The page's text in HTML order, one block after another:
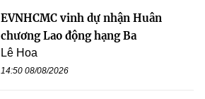
EVNHCMC vinh dự nhận Huân
chương Lao động hạng Ba
Lê Hoa
14:50 08/08/2026